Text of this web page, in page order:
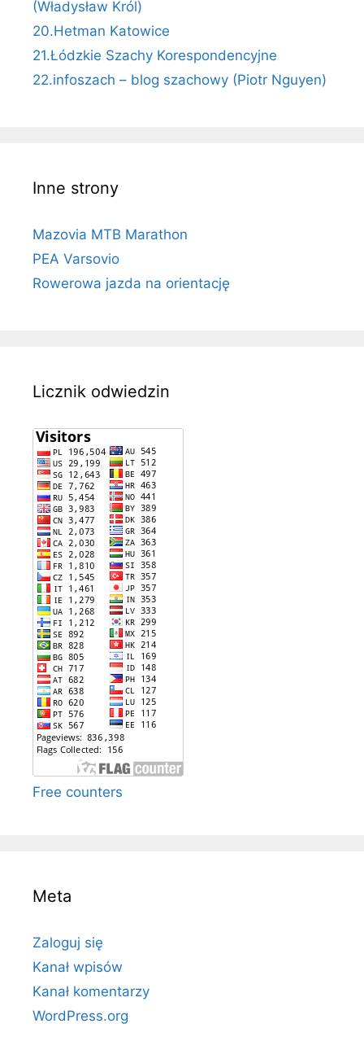
(Władysław Król)
20.Hetman Katowice
21.Łódzkie Szachy Korespondencyjne
22.infoszach – blog szachowy (Piotr Nguyen)
Inne strony
Mazovia MTB Marathon
PEA Varsovio
Rowerowa jazda na orientację
Licznik odwiedzin
Free counters
Meta
Zaloguj się
Kanał wpisów
Kanał komentarzy
WordPress.org